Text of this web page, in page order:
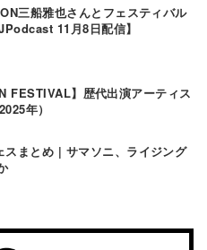
三船雅也さんとフェスティバル
11月8日配信】
FESTIVAL】歴代出演アーティス
年）
スまとめ | サマソニ、ライジング